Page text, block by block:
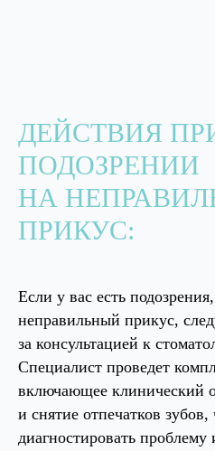
ДЕЙСТВИЯ
ПОДОЗРЕНИИ
НА
ПРИКУС:
Если у вас есть
неправильный прикус,
за консультацией к
Специалист проведет
включающее клинический
и снятие отпечатков
диагностировать проблему
Планируя приехать к нам на машине, вы
воспользоваться бесплатной парковкой на
территории клиники, просто позвоните
администратору и вам откроют шлагбаум
ПН-СБ: 09:00 – 20:30
ВС — выходной
+7 (495) 953-11-11
Клиника
«Александрия»
ПН-СБ: 09:00 – 20:30
ВС — выходной